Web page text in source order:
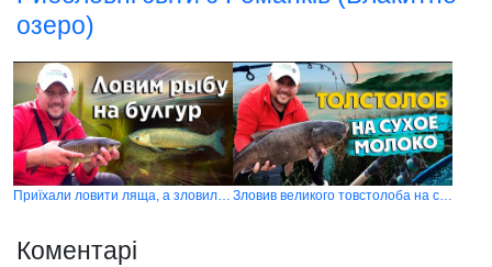
озеро)
Приїхали ловити ляща, а зловили багато великого білого амура на булгур Зловив великого товстолоба на сухе молоко і Zig Rig
Коментарі